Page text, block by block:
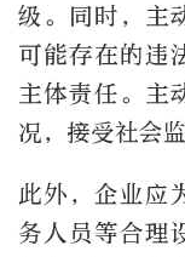
级。同时，主
可能存在的违
主体责任。主
况，接受社会监
此外，企业应
务人员等合理